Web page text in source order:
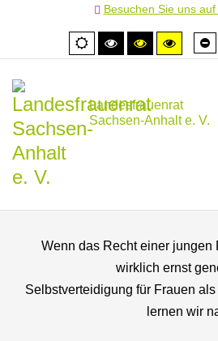
Besuchen Sie uns
Normale
Ansicht
Hoher
Kontrast
Hoher
Kontrast
Hoher
Landesfrauenrat
Sachsen-Anhalt e. V.
Wenn das Recht einer jungen
wirklich ernst
Selbstverteidigung für Frauen
lernen wir